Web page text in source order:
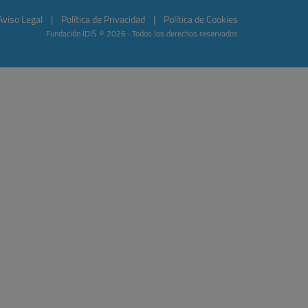
Legal Política de Privacidad Política de Cookies
Fundación IDIS © 2026 · Todos los derechos reservados